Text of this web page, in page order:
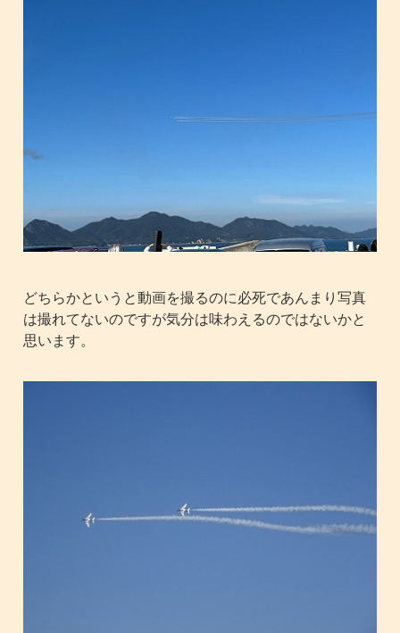
どちらかというと動画を撮るのに必死であんまり写真
は撮れてないのですが気分は味わえるのではないかと
思います。